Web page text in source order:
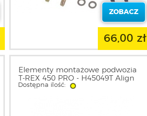
ZOBACZ
66,00 zł
Elementy montażowe podwozia
T-REX 450 PRO - H45049T Align
Dostępna ilość: